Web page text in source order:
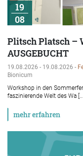
19
08
Plitsch Platsch –
AUSGEBUCHT
19.08.2026 - 19.08.2026 -
Bionicum
Workshop in den
faszinierende Welt des Wa [...]
mehr erfahren